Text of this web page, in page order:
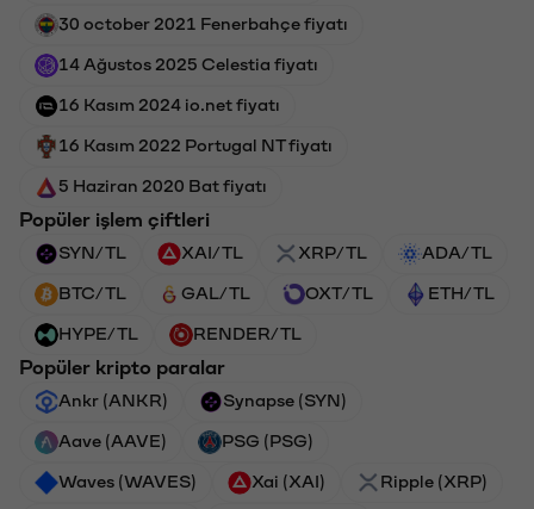
30 october 2021 Fenerbahçe fiyatı
14 Ağustos 2025 Celestia fiyatı
16 Kasım 2024 io.net fiyatı
16 Kasım 2022 Portugal NT fiyatı
5 Haziran 2020 Bat fiyatı
Popüler işlem çiftleri
SYN/TL XAI/TL XRP/TL ADA/TL
BTC/TL GAL/TL OXT/TL ETH/TL
HYPE/TL RENDER/TL
Popüler kripto paralar
Ankr (ANKR) Synapse (SYN)
Aave (AAVE) PSG (PSG)
Waves (WAVES) Xai (XAI) Ripple (XRP)